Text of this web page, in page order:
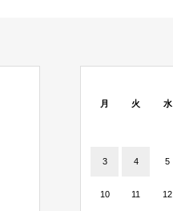
月
火 水
3 4 5
10 11 12